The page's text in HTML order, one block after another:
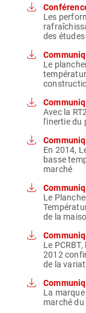
Les
des
Le
Avec la
l'inertie
En 2014,
basse
marché
Le
de la
Le
2012
de la
La marque
marché